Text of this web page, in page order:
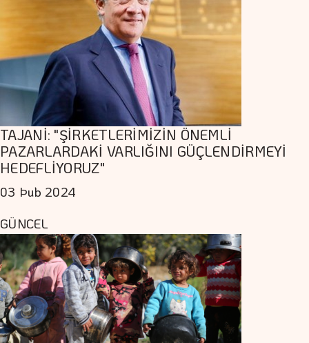
TAJANİ: "ŞİRKETLERİMİZİN ÖNEMLİ
PAZARLARDAKİ VARLIĞINI GÜÇLENDİRMEYİ
HEDEFLİYORUZ"
03 Þub 2024
GÜNCEL